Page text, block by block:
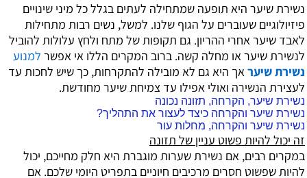
נשירת שיער היא תופעה שמתחילה לעתים בגלל כל מיני שינויים
פיזיולוגיים שעוברים על הגוף שלנו. למשל, נשים רבות מתחילות
לאבד שיער אחרי ההריון. גם תקופות של מתח ולחץ עלולות להוביל
לנשירת שיער או מחלה קשה. ברוב המקרים הללו אי אפשר למנוע
נשירת שיער אך היא גם לא מובילה להתקרחות, כך שיש לחכות עד
לעצירת הנשירה ואולי אפילו עד צמיחת שיער מחודשת.
נשירת שיער, הקרחה, תזונה נכונה
נשירת שיער והקרחה כיצד לעצור את התהליך?
נשירת שיער והקרחה, מחלות עור
זה יכול להיות פשוט עניין של תזונה
במקרים רבים, אם נשירת שערות מוגברת היא חלק מחייכם, יכול
להיות שפשוט חסרים מרכיבים חיוניים בתפריט היומי שלכם. אם